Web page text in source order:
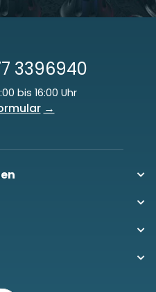
3396940
bis 16:00 Uhr